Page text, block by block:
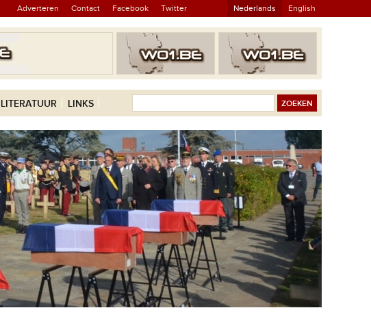
Adverteren Contact Facebook Twitter Nederlands English
LITERATUUR LINKS